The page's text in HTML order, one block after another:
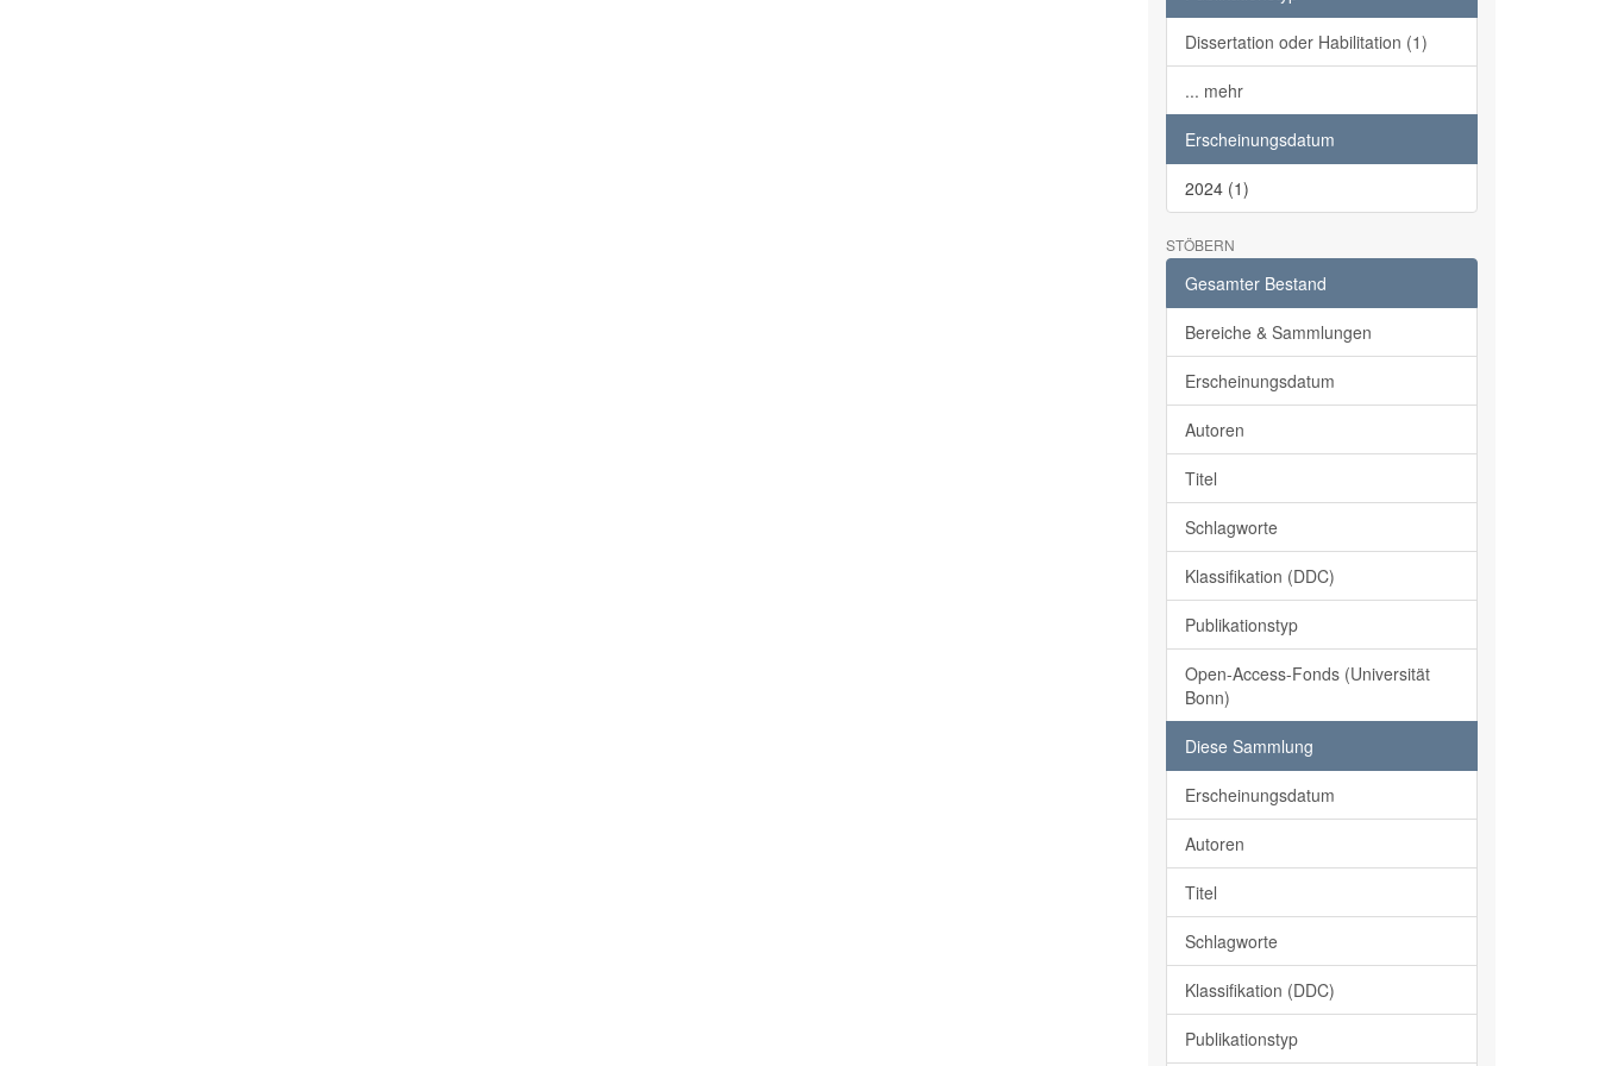
Dissertation oder Habilitation (1)
... mehr
Erscheinungsdatum
2024 (1)
STÖBERN
Gesamter Bestand
Bereiche & Sammlungen
Erscheinungsdatum
Autoren
Titel
Schlagworte
Klassifikation (DDC)
Publikationstyp
Open-Access-Fonds (Universität
Bonn)
Diese Sammlung
Erscheinungsdatum
Autoren
Titel
Schlagworte
Klassifikation (DDC)
Publikationstyp